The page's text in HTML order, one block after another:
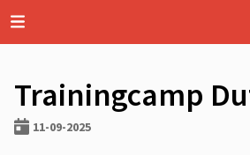
Trainingcamp
11-09-2025